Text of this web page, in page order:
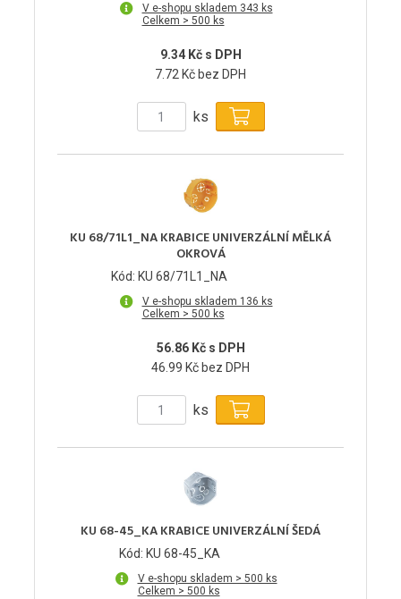
V e-shopu skladem 343 ks
Celkem > 500 ks
9.34 Kč s DPH
7.72 Kč bez DPH
ks
KU 68/71L1_NA KRABICE UNIVERZÁLNÍ MĚLKÁ
OKROVÁ
Kód: KU 68/71L1_NA
V e-shopu skladem 136 ks
Celkem > 500 ks
56.86 Kč s DPH
46.99 Kč bez DPH
ks
KU 68-45_KA KRABICE UNIVERZÁLNÍ ŠEDÁ
Kód: KU 68-45_KA
V e-shopu skladem > 500 ks
Celkem > 500 ks